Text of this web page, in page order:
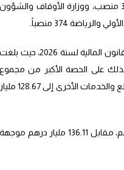
القضائية 50 منصباً فقط، مقابل 40 منصباً سنة 2025، فيما حصلت وزارة العدل على 300 منصب، ووزارة الأوقاف والشؤون
ولم يقتصر التقرير على توزيع المناصب المالية، بل رصد أيضاً تطور النفقات العمومية في قانون المالية لسنة 2026، حيث بلغت
درهم، مقابل 180.27 مليار درهم سنة 2025، لتستحوذ بذلك على الحصة الأكبر من مجموع
النفقات العمومية. كما بلغت نفقات الاستثمار 136.11 مليار درهم، بينما ارتفعت نفقات السلع والخدمات الأخرى إلى 128.67 مليار
وأشار التقرير إلى أن نفقات التسيير برسم سنة 2026 بلغت ما مجموعه 347.49 مليار درهم، مقابل 136.11 مليار درهم موجهة